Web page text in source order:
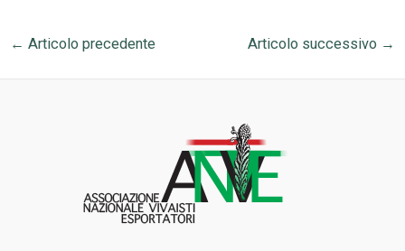
← Articolo precedente Articolo successivo →